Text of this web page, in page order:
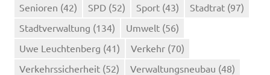
Senioren (42) SPD (52) Sport (43) Stadtrat (97)
Stadtverwaltung (134) Umwelt (56)
Uwe Leuchtenberg (41) Verkehr (70)
Verkehrssicherheit (52) Verwaltungsneubau (48)